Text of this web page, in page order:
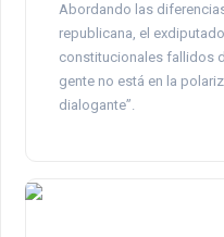
Abordando las
republicana, el
constitucionales fallidos
gente no está en la
dialogante”.